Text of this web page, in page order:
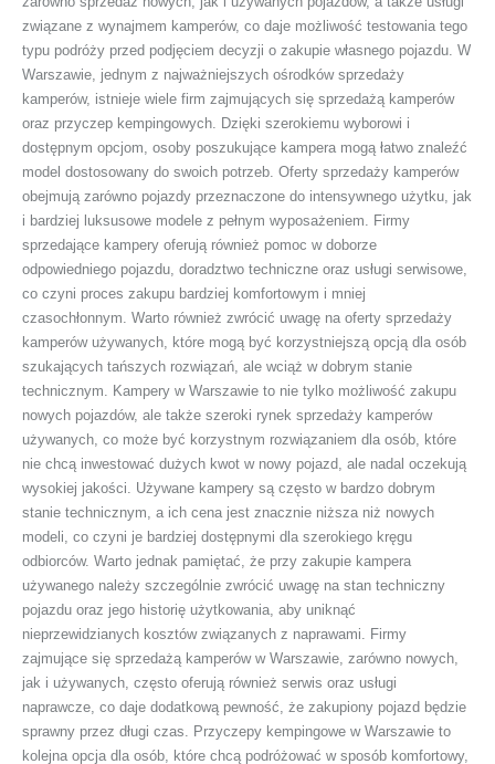
związane z wynajmem kamperów, co daje możliwość testowania tego
typu podróży przed podjęciem decyzji o zakupie własnego pojazdu. W
Warszawie, jednym z najważniejszych ośrodków sprzedaży
kamperów, istnieje wiele firm zajmujących się sprzedażą kamperów
oraz przyczep kempingowych. Dzięki szerokiemu wyborowi i
dostępnym opcjom, osoby poszukujące kampera mogą łatwo znaleźć
model dostosowany do swoich potrzeb. Oferty sprzedaży kamperów
obejmują zarówno pojazdy przeznaczone do intensywnego użytku, jak
i bardziej luksusowe modele z pełnym wyposażeniem. Firmy
sprzedające kampery oferują również pomoc w doborze
odpowiedniego pojazdu, doradztwo techniczne oraz usługi serwisowe,
co czyni proces zakupu bardziej komfortowym i mniej
czasochłonnym. Warto również zwrócić uwagę na oferty sprzedaży
kamperów używanych, które mogą być korzystniejszą opcją dla osób
szukających tańszych rozwiązań, ale wciąż w dobrym stanie
technicznym. Kampery w Warszawie to nie tylko możliwość zakupu
nowych pojazdów, ale także szeroki rynek sprzedaży kamperów
używanych, co może być korzystnym rozwiązaniem dla osób, które
nie chcą inwestować dużych kwot w nowy pojazd, ale nadal oczekują
wysokiej jakości. Używane kampery są często w bardzo dobrym
stanie technicznym, a ich cena jest znacznie niższa niż nowych
modeli, co czyni je bardziej dostępnymi dla szerokiego kręgu
odbiorców. Warto jednak pamiętać, że przy zakupie kampera
używanego należy szczególnie zwrócić uwagę na stan techniczny
pojazdu oraz jego historię użytkowania, aby uniknąć
nieprzewidzianych kosztów związanych z naprawami. Firmy
zajmujące się sprzedażą kamperów w Warszawie, zarówno nowych,
jak i używanych, często oferują również serwis oraz usługi
naprawcze, co daje dodatkową pewność, że zakupiony pojazd będzie
sprawny przez długi czas. Przyczepy kempingowe w Warszawie to
kolejna opcja dla osób, które chcą podróżować w sposób komfortowy,